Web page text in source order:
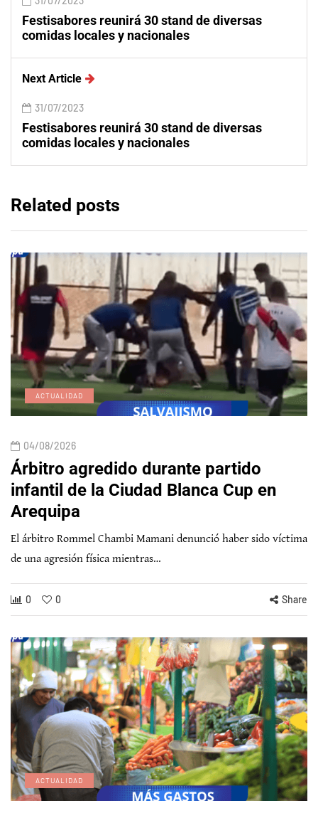
Festisabores reunirá 30 stand de diversas
comidas locales y nacionales
Next Article
31/07/2023
Festisabores reunirá 30 stand de diversas
comidas locales y nacionales
Related posts
ACTUALIDAD
04/08/2026
Árbitro agredido durante partido
infantil de la Ciudad Blanca Cup en
Arequipa
El árbitro Rommel Chambi Mamani denunció haber sido víctima
de una agresión física mientras…
0 0 Share
ACTUALIDAD